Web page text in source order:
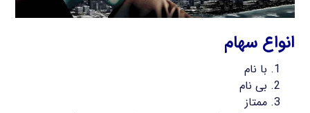
انواع سهام
با نام
بی نام
ممتاز